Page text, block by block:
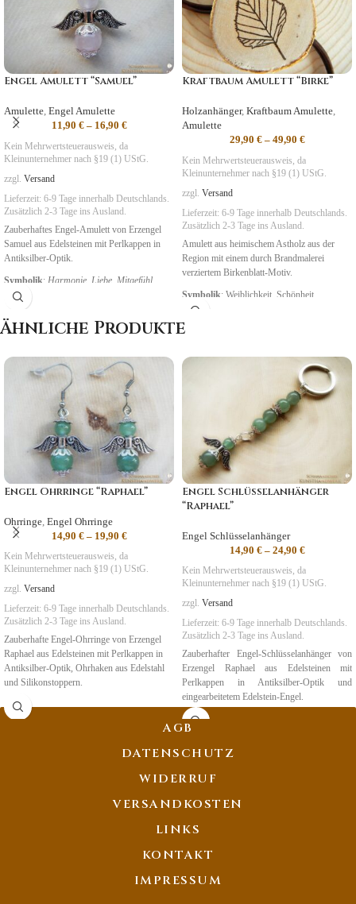
Engel Amulett “Samuel”
Amulette, Engel Amulette
11,90 €– 16,90 €
Kein Mehrwertsteuerausweis, da
Kleinunternehmer nach §19 (1) UStG.
zzgl. Versand
Lieferzeit: 6-9 Tage innerhalb Deutschlands.
Zusätzlich 2-3 Tage ins Ausland.
Zauberhaftes Engel-Amulett von Erzengel
Samuel aus Edelsteinen mit Perlkappen in
Antiksilber-Optik.
Symbolik: Harmonie, Liebe, Mitgefühl
Kraftbaum Amulett “Birke”
Holzanhänger, Kraftbaum Amulette,
Amulette
29,90 €– 49,90 €
Kein Mehrwertsteuerausweis, da
Kleinunternehmer nach §19 (1) UStG.
zzgl. Versand
Lieferzeit: 6-9 Tage innerhalb Deutschlands.
Zusätzlich 2-3 Tage ins Ausland.
Amulett aus heimischem Astholz aus der
Region mit einem durch Brandmalerei
verziertem Birkenblatt-Motiv.
Symbolik: Weiblichkeit, Schönheit
Ähnliche Produkte
Engel Ohrringe “Raphael”
Ohrringe Engel Ohrringe
14,90 €– 19,90 €
Kein Mehrwertsteuerausweis, da
Kleinunternehmer nach §19 (1) UStG.
zzgl. Versand
Lieferzeit: 6-9 Tage innerhalb Deutschlands.
Zusätzlich 2-3 Tage ins Ausland.
Zauberhafte Engel-Ohrringe von Erzengel
Raphael aus Edelsteinen mit Perlkappen in
Antiksilber-Optik, Ohrhaken aus Edelstahl
und Silikonstoppern.
Symbolik:Erneuerung,Heilung,
NatUrVerbundenheit
Engel Schlüsselanhänger
“Raphael”
Engel Schlüsselanhänger
14,90 €– 24,90 €
Kein Mehrwertsteuerausweis, da
Kleinunternehmer nach §19 (1) UStG.
zzgl. Versand
Lieferzeit: 6-9 Tage innerhalb Deutschlands.
Zusätzlich 2-3 Tage ins Ausland.
Zauberhafter Engel-Schlüsselanhänger von
Erzengel Raphael aus Edelsteinen mit
Perlkappen in Antiksilber-Optik und
eingearbeitetem Edelstein-Engel.
Symbolik
NatUrVerbundenheit
AGB
DATENSCHUTZ
WIDERRUF
VERSANDKOSTEN
LINKS
KONTAKT
IMPRESSUM